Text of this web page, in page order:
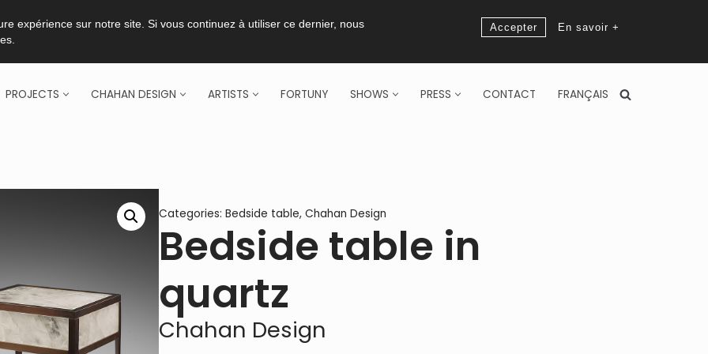
expérience sur notre site. Si vous continuez à utiliser ce dernier, nous
Accepter En savoir +
PROJECTS CHAHAN DESIGN ARTISTS FORTUNY SHOWS PRESS CONTACT FRANÇAIS
Categories: Bedside table, Chahan Design
Bedside table in
quartz
Chahan Design